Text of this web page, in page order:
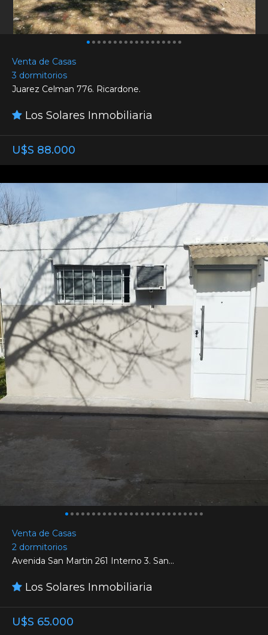
Venta de Casas
3 dormitorios
Juarez Celman 776. Ricardone.
Los Solares Inmobiliaria
U$S 88.000
Venta de Casas
2 dormitorios
Avenida San Martin 261 Interno 3. San...
Los Solares Inmobiliaria
U$S 65.000